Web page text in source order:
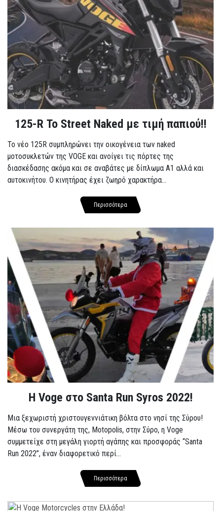
125-R Το Street Naked με τιμή παπιού!!
Το νέο 125R συμπληρώνει την οικογένεια των naked
μοτοσυκλετών της VOGE και ανοίγει τις πόρτες της
διασκέδασης ακόμα και σε αναβάτες με δίπλωμα A1 αλλά και
αυτοκινήτου. Ο κινητήρας έχει ζωηρό χαρακτήρα...
Περισσότερα
Η Voge στο Santa Run Syros 2022!
Μια ξεχωριστή χριστουγεννιάτικη βόλτα στο νησί της Σύρου!
Μέσω του συνεργάτη της, Motopolis, στην Σύρο, η Voge
συμμετείχε στη μεγάλη γιορτή αγάπης και προσφοράς “Santa
Run 2022”, έναν διαφορετικό περί...
Περισσότερα